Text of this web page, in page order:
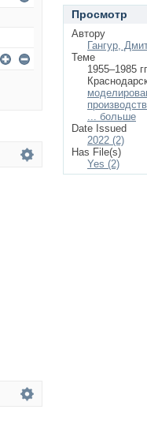
Просмотр
Автору
Гангур,
Теме
1955–1985
... больше
Date Issued
2022 (2)
Has File(s)
Yes (2)